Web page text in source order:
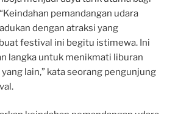
pemandangan udara
dengan atraksi yang
festival ini begitu istimewa. Ini
langka untuk menikmati liburan
lain,” kata seorang pengunjung